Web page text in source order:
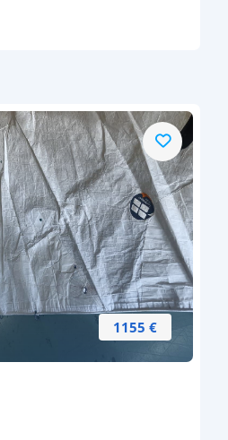
1155 €